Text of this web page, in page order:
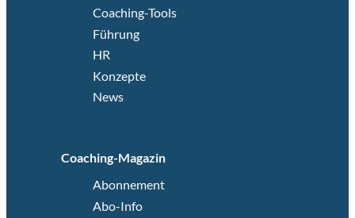
Coaching-Tools
Führung
HR
Konzepte
News
Coaching-Magazin
Abonnement
Abo-Info